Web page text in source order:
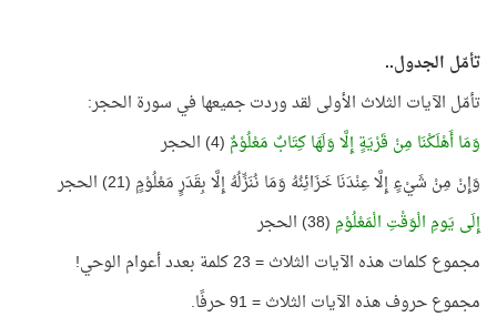
تأمّل الجدول..
تأمّل الآيات الثلاث الأولى لقد وردت جميعها في سورة الحجر:
وَمَا أَهْلَكْنَا مِنْ قَرْيَةٍ إِلَّا وَلَهَا كِتَابٌ مَعْلُوْمٌ (4) الحجر
وَإِنْ مِنْ شَيْءٍ إِلَّا عِنْدَنَا خَزَائِنُهُ وَمَا نُنَزِّلُهُ إِلَّا بِقَدَرٍ مَعْلُوْمٍ (21) الحجر
إِلَى يَومِ الْوَقْتِ الْمَعْلُوْمِ (38) الحجر
مجموع كلمات هذه الآيات الثلاث = 23 كلمة بعدد أعوام الوحي!
مجموع حروف هذه الآيات الثلاث = 91 حرفًا.